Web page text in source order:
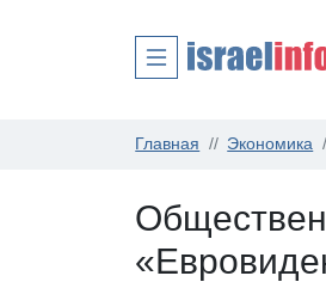
Главная Экономика